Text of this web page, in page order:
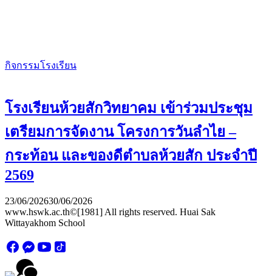
กิจกรรมโรงเรียน
โรงเรียนห้วยสักวิทยาคม เข้าร่วมประชุม
เตรียมการจัดงาน โครงการวันลำไย –
กระท้อน และของดีตำบลห้วยสัก ประจำปี
2569
23/06/202630/06/2026
www.hswk.ac.th©[1981] All rights reserved. Huai Sak
Wittayakhom School